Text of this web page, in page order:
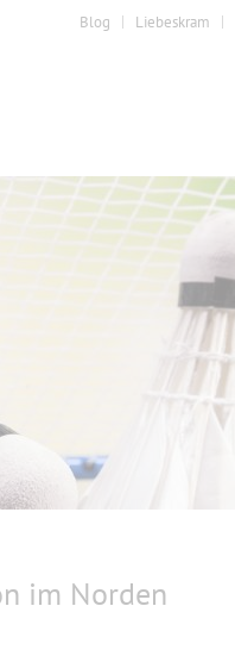
Blog Liebeskram
im Norden